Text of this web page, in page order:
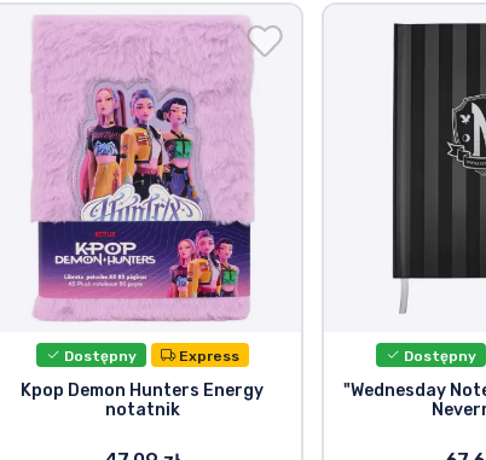
Dostępny Express
Kpop Demon Hunters Energy
notatnik
Dostępny
"Wednesday